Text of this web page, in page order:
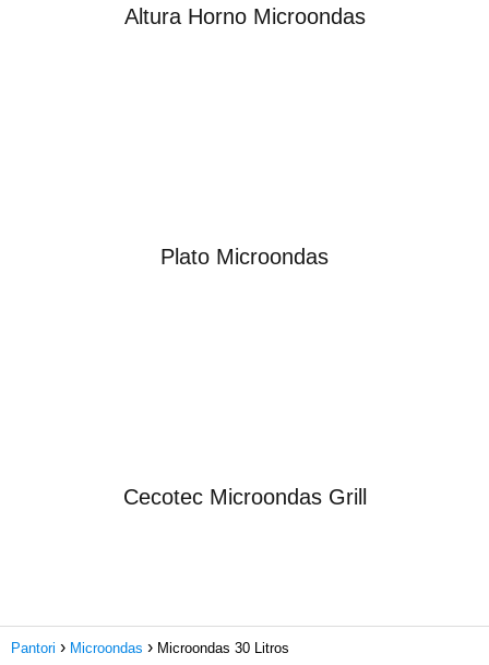
Altura Horno Microondas
Plato Microondas
Cecotec Microondas Grill
Pantori Microondas Microondas 30 Litros